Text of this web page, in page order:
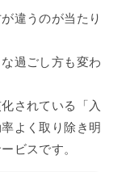
違うのが当たり
過ごし方も変わ
されている「入
よく取り除き明
ビスです。